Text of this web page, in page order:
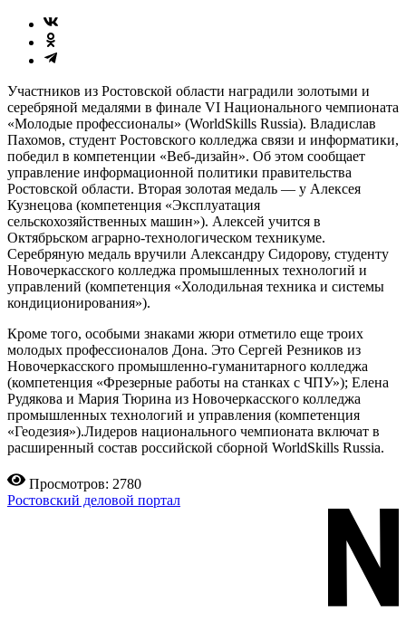
Участников из Ростовской области наградили золотыми и
серебряной медалями в финале VI Национального чемпионата
«Молодые профессионалы» (WorldSkills Russia). Владислав
Пахомов, студент Ростовского колледжа связи и информатики,
победил в компетенции «Веб-дизайн». Об этом сообщает
управление информационной политики правительства
Ростовской области. Вторая золотая медаль — у Алексея
Кузнецова (компетенция «Эксплуатация
сельскохозяйственных машин»). Алексей учится в
Октябрьском аграрно-технологическом техникуме.
Серебряную медаль вручили Александру Сидорову, студенту
Новочеркасского колледжа промышленных технологий и
управлений (компетенция «Холодильная техника и системы
кондиционирования»).
Кроме того, особыми знаками жюри отметило еще троих
молодых профессионалов Дона. Это Сергей Резников из
Новочеркасского промышленно-гуманитарного колледжа
(компетенция «Фрезерные работы на станках с ЧПУ»); Елена
Рудякова и Мария Тюрина из Новочеркасского колледжа
промышленных технологий и управления (компетенция
«Геодезия»).Лидеров национального чемпионата включат в
расширенный состав российской сборной WorldSkills Russia.
Просмотров: 2780
Ростовский деловой портал